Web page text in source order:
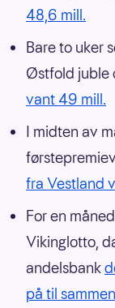
48,6 mill.
Bare to uker
Østfold juble
vant 49 mill.
I midten av
fra Vestland
For en
Vikinglotto,
andelsbank
på til